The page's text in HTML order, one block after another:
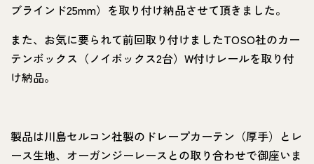
ブラインド25mm）を取り付け納品させて頂きました。
また、お気に要られて前回取り付けましたTOSO社のカー
テンボックス（ノイボックス2台）W付けレールを取り付
け納品。
製品は川島セルコン社製のドレープカーテン（厚手）とレ
ース生地、オーガンジーレースとの取り合わせで御座いま